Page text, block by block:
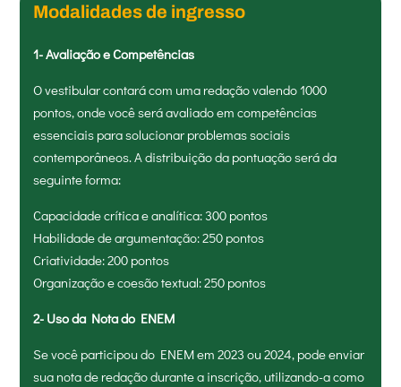
Modalidades de ingresso
1- Avaliação e Competências
O vestibular contará com uma redação valendo 1000
pontos, onde você será avaliado em competências
essenciais para solucionar problemas sociais
contemporâneos. A distribuição da pontuação será da
seguinte forma:
Capacidade crítica e analítica: 300 pontos
Habilidade de argumentação: 250 pontos
Criatividade: 200 pontos
Organização e coesão textual: 250 pontos
2- Uso da Nota do ENEM
Se você participou do ENEM em 2023 ou 2024, pode enviar
sua nota de redação durante a inscrição, utilizando-a como